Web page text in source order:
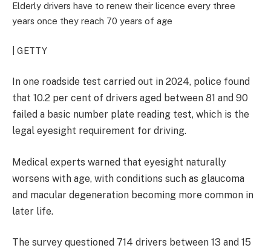
Elderly drivers have to renew their licence every three
years once they reach 70 years of age
| GETTY
In one roadside test carried out in 2024, police found
that 10.2 per cent of drivers aged between 81 and 90
failed a basic number plate reading test, which is the
legal eyesight requirement for driving.
Medical experts warned that eyesight naturally
worsens with age, with conditions such as glaucoma
and macular degeneration becoming more common in
later life.
The survey questioned 714 drivers between 13 and 15